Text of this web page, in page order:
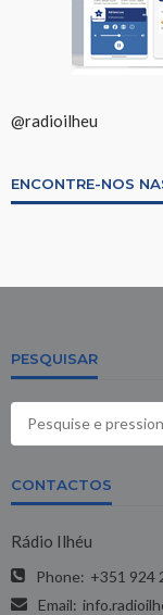
@radioilheu
ENCONTRE-NOS
PESQUISAR
CONTACTOS
Rádio Ilhéu
Phone: +351 924
Email: